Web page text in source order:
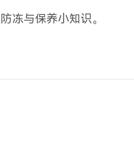
冻与保养小知识。